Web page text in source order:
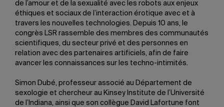
de l’amour et de la sexualité avec les robots aux enjeux
éthiques et sociaux de l’interaction érotique avec et à
travers les nouvelles technologies. Depuis 10 ans, le
congrès LSR rassemble des membres des communautés
scientifiques, du secteur privé et des personnes en
relation avec des partenaires artificiels, afin de faire
avancer les connaissances sur les techno-intimités.
Simon Dubé, professeur associé au Département de
sexologie et chercheur au Kinsey Institute de l’Université
de l’Indiana, ainsi que son collègue David Lafortune font